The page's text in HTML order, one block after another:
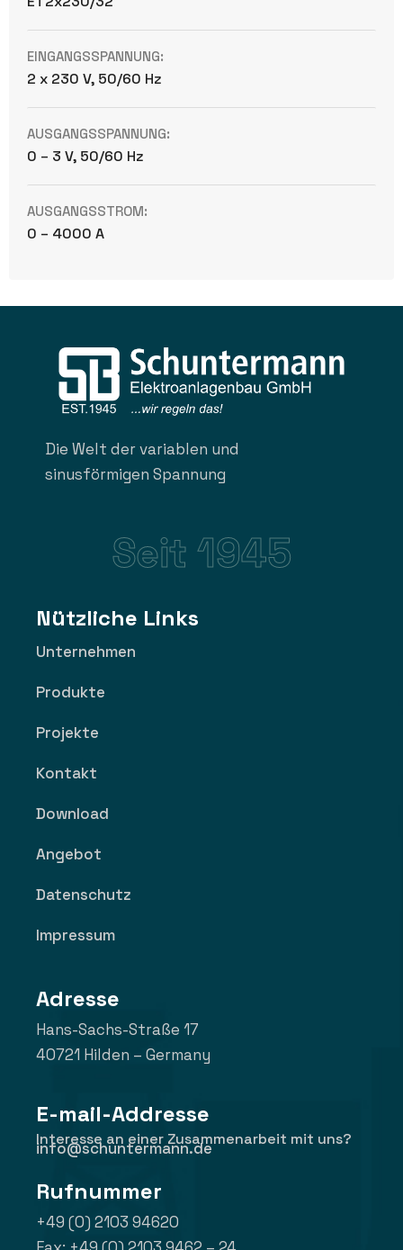
EINGANGSSPANNUNG:
2 x 230 V, 50/60 Hz
AUSGANGSSPANNUNG:
0 – 3 V, 50/60 Hz
AUSGANGSSTROM:
0 – 4000 A
Die Welt der variablen und
sinusförmigen Spannung
Seit 1945
Nützliche Links
Unternehmen
Produkte
Projekte
Kontakt
Download
Angebot
Datenschutz
Impressum
Adresse
Hans-Sachs-Straße 17
40721 Hilden – Germany
E-mail-Addresse
Interesse an einer Zusammenarbeit mit uns?
info@schuntermann.de
Rufnummer
+49 (0) 2103 94620